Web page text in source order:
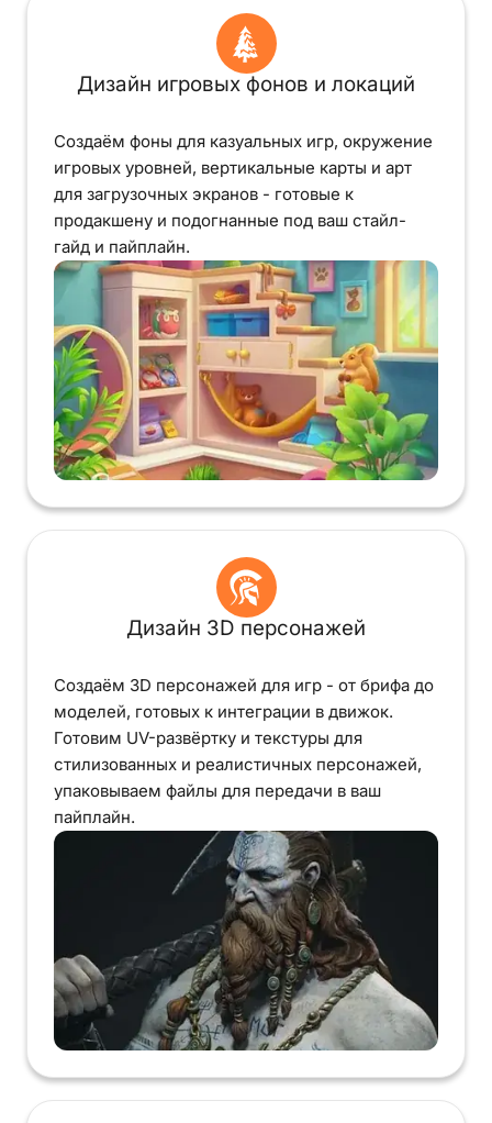
Дизайн игровых фонов и локаций
Создаём фоны для казуальных игр, окружение
игровых уровней, вертикальные карты и арт
для загрузочных экранов - готовые к
продакшену и подогнанные под ваш стайл-
гайд и пайплайн.
Дизайн 3D персонажей
Создаём 3D персонажей для игр - от брифа до
моделей, готовых к интеграции в движок.
Готовим UV-развёртку и текстуры для
стилизованных и реалистичных персонажей,
упаковываем файлы для передачи в ваш
пайплайн.